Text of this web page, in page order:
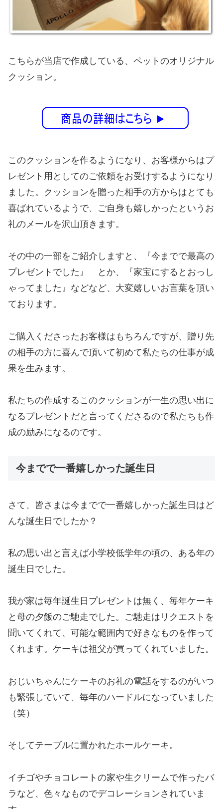
こちらが当店で作成している、ペットのオリジナル
クッション。
このクッションを作るようになり、お客様からはプ
レゼント用としてのご依頼をお受けするようになり
ました。クッションを贈った相手の方からはとても
喜ばれているようで、ご自身も嬉しかったというお
礼のメールを沢山頂きます。
その中の一部をご紹介しますと、『今までで最高の
プレゼントでした』 とか、『家宝にするとおっし
ゃってました』などなど、大変嬉しいお言葉を頂い
ております。
ご購入くださったお客様はもちろんですが、贈り先
の相手の方に喜んで頂いて初めて私たちの仕事が成
果を生みます。
私たちの作成するこのクッションが一生の思い出に
なるプレゼントだと言ってくださるので私たちも作
成の励みになるのです。
今までで一番嬉しかった誕生日
さて、皆さまは今までで一番嬉しかった誕生日はど
んな誕生日でしたか？
私の思い出と言えば小学校低学年の頃の、ある年の
誕生日でした。
我が家は毎年誕生日プレゼントは無く、毎年ケーキ
と母の夕飯のご馳走でした。ご馳走はリクエストを
聞いてくれて、可能な範囲内で好きなものを作って
くれます。ケーキは祖父が買ってくれていました。
おじいちゃんにケーキのお礼の電話をするのがいつ
も緊張していて、毎年のハードルになっていました
（笑）
そしてテーブルに置かれたホールケーキ。
イチゴやチョコレートの家や生クリームで作ったバ
ラなど、色々なものでデコレーションされていま